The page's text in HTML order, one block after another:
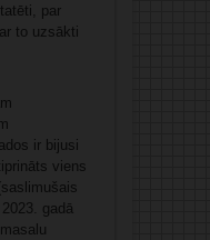
par
to uzsākti
ir bijusi
viens
gadā